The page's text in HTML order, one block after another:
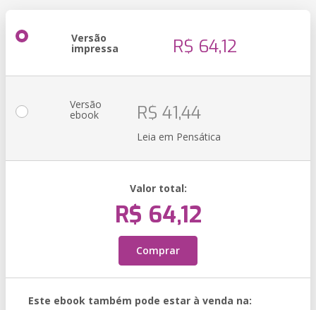
Versão
impressa R$ 64,12
Versão
ebook R$ 41,44
Leia em Pensática
Valor total:
R$ 64,12
Comprar
Este ebook também pode estar à venda na: